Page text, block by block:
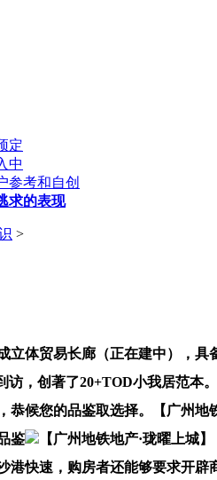
定
中
参考和自创
求的表现
>
体贸易长廊（正在建中），具
访，创著了20+TOD小我居范
恭候您的品鉴取选择。【广州
鉴
【广州地铁地产·珑曜上城
港快速，购房者还能够要求开